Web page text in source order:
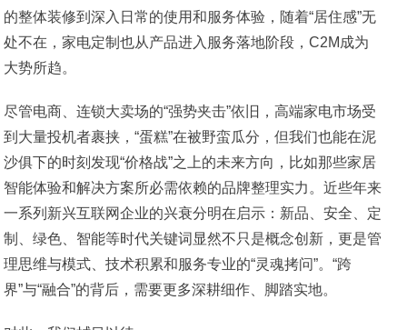
的整体装修到深入日常的使用和服务体验，随着“居住感”无
处不在，家电定制也从产品进入服务落地阶段，C2M成为
大势所趋。
尽管电商、连锁大卖场的“强势夹击”依旧，高端家电市场受
到大量投机者裹挟，“蛋糕”在被野蛮瓜分，但我们也能在泥
沙俱下的时刻发现“价格战”之上的未来方向，比如那些家居
智能体验和解决方案所必需依赖的品牌整理实力。近些年来
一系列新兴互联网企业的兴衰分明在启示：新品、安全、定
制、绿色、智能等时代关键词显然不只是概念创新，更是管
理思维与模式、技术积累和服务专业的“灵魂拷问”。“跨
界”与“融合”的背后，需要更多深耕细作、脚踏实地。